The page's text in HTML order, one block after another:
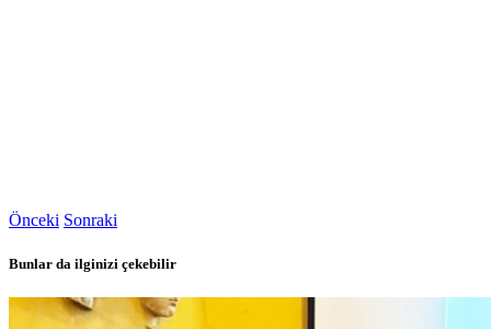
Önceki Sonraki
Bunlar da ilginizi çekebilir